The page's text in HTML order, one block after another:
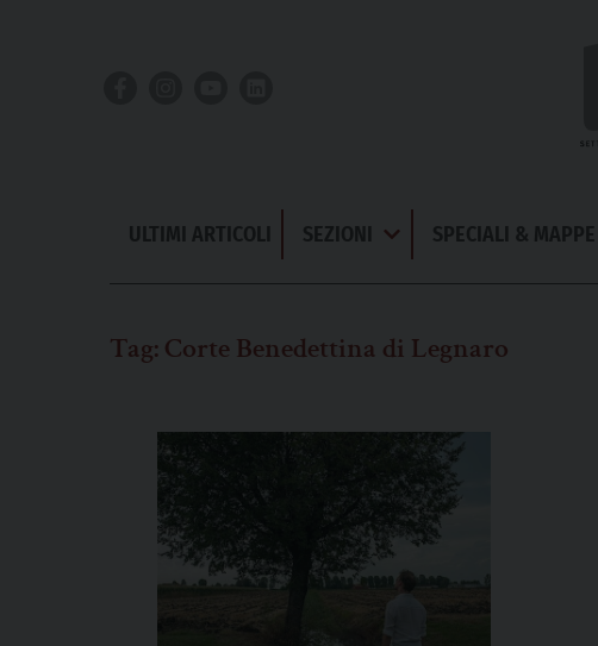
ULTIMI ARTICOLI SEZIONI
Apri
Menu
SPECIALI & MAPPE
Tag:Corte Benedettina di Legnaro